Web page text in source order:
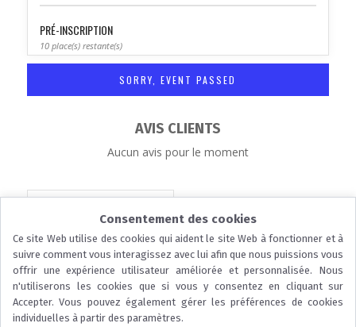
PRÉ-INSCRIPTION
10 place(s) restante(s)
SORRY, EVENT PASSED
AVIS CLIENTS
Aucun avis pour le moment
...
Consentement des cookies
Ce site Web utilise des cookies qui aident le site Web à fonctionner et à
suivre comment vous interagissez avec lui afin que nous puissions vous
offrir une expérience utilisateur améliorée et personnalisée. Nous
n'utiliserons les cookies que si vous y consentez en cliquant sur
Accepter. Vous pouvez également gérer les préférences de cookies
individuelles à partir des paramètres.